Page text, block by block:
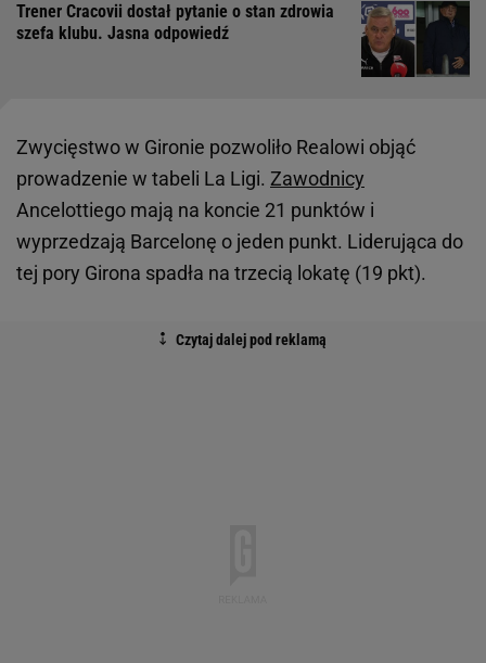
Trener Cracovii dostał pytanie o stan zdrowia
szefa klubu. Jasna odpowiedź
Zwycięstwo w Gironie pozwoliło Realowi objąć
prowadzenie w tabeli La Ligi. Zawodnicy
Ancelottiego mają na koncie 21 punktów i
wyprzedzają Barcelonę o jeden punkt. Liderująca do
tej pory Girona spadła na trzecią lokatę (19 pkt).